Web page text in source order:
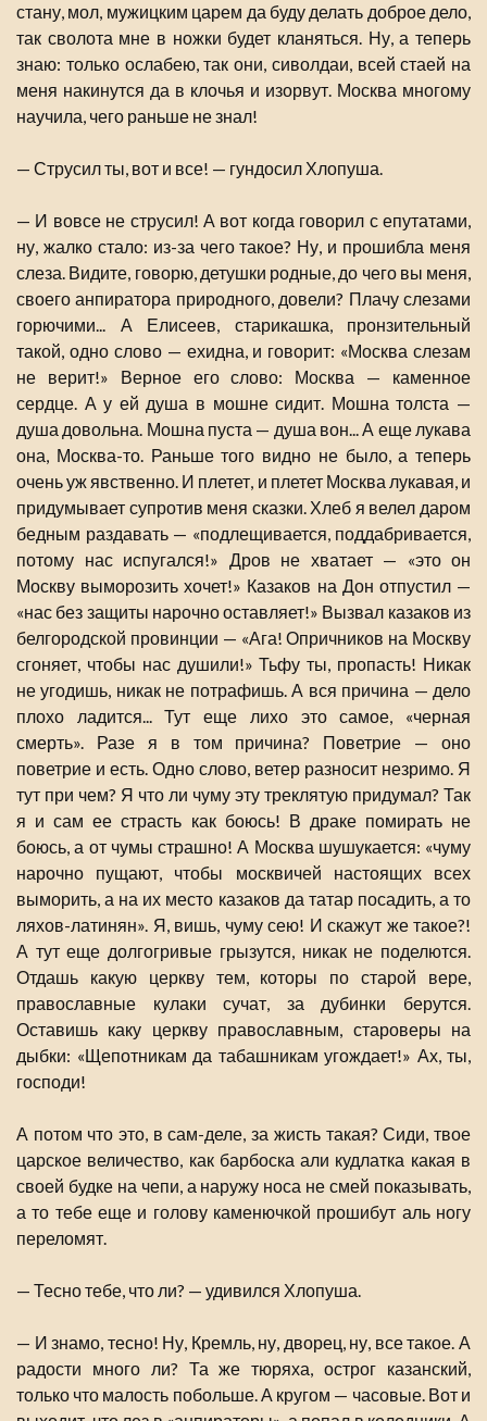
стану, мол, мужицким царем да буду делать доброе дело,
так сволота мне в ножки будет кланяться. Ну, а теперь
знаю: только ослабею, так они, сиволдаи, всей стаей на
меня накинутся да в клочья и изорвут. Москва многому
научила, чего раньше не знал!
— Струсил ты, вот и все! — гундосил Хлопуша.
— И вовсе не струсил! А вот когда говорил с епутатами,
ну, жалко стало: из-за чего такое? Ну, и прошибла меня
слеза. Видите, говорю, детушки родные, до чего вы меня,
своего анпиратора природного, довели? Плачу слезами
горючими... А Елисеев, старикашка, пронзительный
такой, одно слово — ехидна, и говорит: «Москва слезам
не верит!» Верное его слово: Москва — каменное
сердце. А у ей душа в мошне сидит. Мошна толста —
душа довольна. Мошна пуста — душа вон... А еще лукава
она, Москва-то. Раньше того видно не было, а теперь
очень уж явственно. И плетет, и плетет Москва лукавая, и
придумывает супротив меня сказки. Хлеб я велел даром
бедным раздавать — «подлещивается, поддабривается,
потому нас испугался!» Дров не хватает — «это он
Москву выморозить хочет!» Казаков на Дон отпустил —
«нас без защиты нарочно оставляет!» Вызвал казаков из
белгородской провинции — «Ага! Опричников на Москву
сгоняет, чтобы нас душили!» Тьфу ты, пропасть! Никак
не угодишь, никак не потрафишь. А вся причина — дело
плохо ладится... Тут еще лихо это самое, «черная
смерть». Разе я в том причина? Поветрие — оно
поветрие и есть. Одно слово, ветер разносит незримо. Я
тут при чем? Я что ли чуму эту треклятую придумал? Так
я и сам ее страсть как боюсь! В драке помирать не
боюсь, а от чумы страшно! А Москва шушукается: «чуму
нарочно пущают, чтобы москвичей настоящих всех
выморить, а на их место казаков да татар посадить, а то
ляхов-латинян». Я, вишь, чуму сею! И скажут же такое?!
А тут еще долгогривые грызутся, никак не поделются.
Отдашь какую церкву тем, которы по старой вере,
православные кулаки сучат, за дубинки берутся.
Оставишь каку церкву православным, староверы на
дыбки: «Щепотникам да табашникам угождает!» Ах, ты,
господи!
А потом что это, в сам-деле, за жисть такая? Сиди, твое
царское величество, как барбоска али кудлатка какая в
своей будке на чепи, а наружу носа не смей показывать,
а то тебе еще и голову каменючкой прошибут аль ногу
переломят.
— Тесно тебе, что ли? — удивился Хлопуша.
— И знамо, тесно! Ну, Кремль, ну, дворец, ну, все такое. А
радости много ли? Та же тюряха, острог казанский,
только что малость побольше. А кругом — часовые. Вот и